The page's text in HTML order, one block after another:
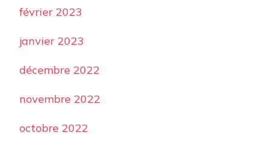
février 2023
janvier 2023
décembre 2022
novembre 2022
octobre 2022